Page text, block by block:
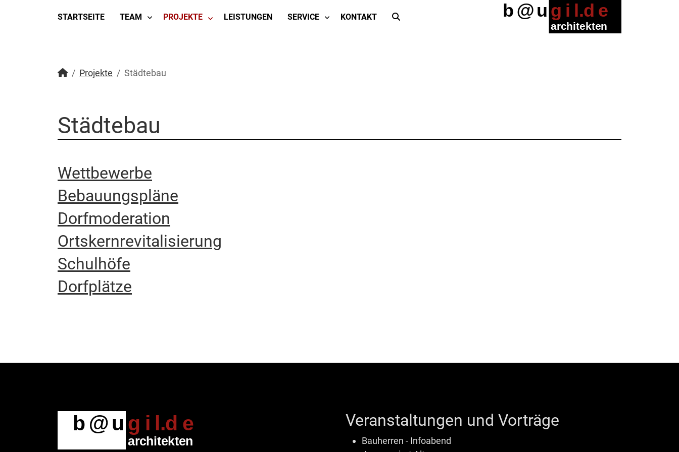
STARTSEITE TEAM PROJEKTE LEISTUNGEN SERVICE KONTAKT
Projekte Städtebau
Städtebau
Wettbewerbe
Bebauungspläne
Dorfmoderation
Ortskernrevitalisierung
Schulhöfe
Dorfplätze
Veranstaltungen und Vorträge
Bauherren - Infoabend